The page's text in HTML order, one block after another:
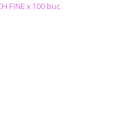
FINE x 100 buc